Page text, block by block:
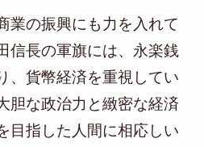
業の振興にも力を入れて
信長の軍旗には、永楽銭
、貨幣経済を重視してい
胆な政治力と緻密な経済
目指した人間に相応しい